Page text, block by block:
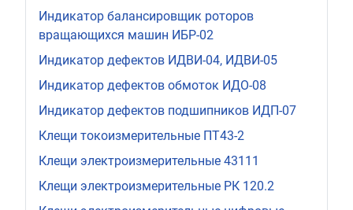
Индикатор балансировщик роторов
вращающихся машин ИБР-02
Индикатор дефектов ИДВИ-04, ИДВИ-05
Индикатор дефектов обмоток ИДО-08
Индикатор дефектов подшипников ИДП-07
Клещи токоизмерительные ПТ43-2
Клещи электроизмерительные 43111
Клещи электроизмерительные РК 120.2